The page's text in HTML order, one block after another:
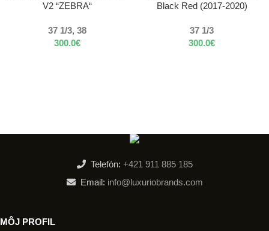
V2 “ZEBRA“
37 1/3, 38
300.0€
Black Red (2017-2020)
37 1/3
300.0€
Telefón: +421 911 885 185
Email: info@luxuriobrands.com
MÔJ PROFIL